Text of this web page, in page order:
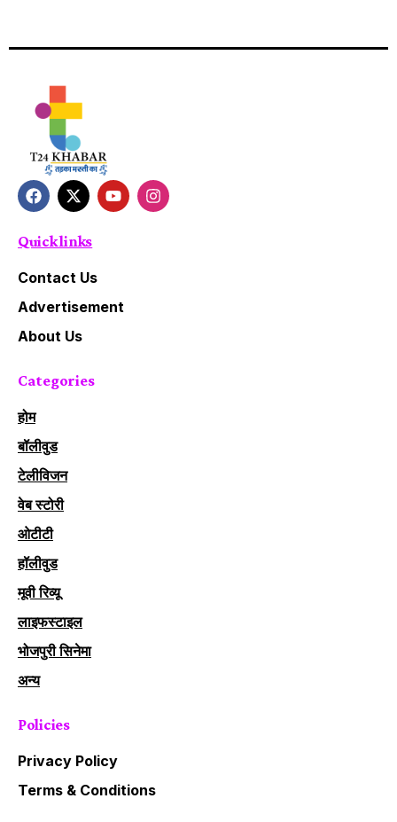
Quick links
Contact Us
Advertisement
About Us
Categories
होम
बॉलीवुड
टेलीविजन
वेब स्टोरी
ओटीटी
हॉलीवुड
मूवी रिव्यू
लाइफस्टाइल
भोजपुरी सिनेमा
अन्य
Policies
Privacy Policy
Terms & Conditions